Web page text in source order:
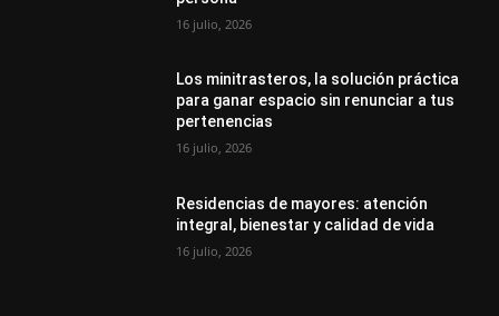
16 julio, 2026
Los minitrasteros, la solución práctica
para ganar espacio sin renunciar a tus
pertenencias
16 julio, 2026
Residencias de mayores: atención
integral, bienestar y calidad de vida
16 julio, 2026